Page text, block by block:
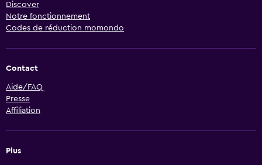
Discover
Notre fonctionnement
Codes de réduction momondo
Contact
Aide/FAQ
Presse
Affiliation
Plus